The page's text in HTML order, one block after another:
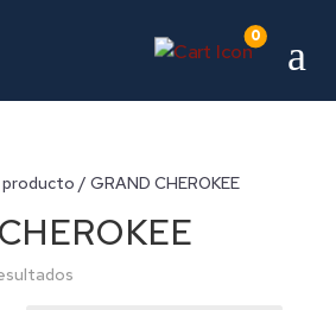
0 a
/ GRAND CHEROKEE